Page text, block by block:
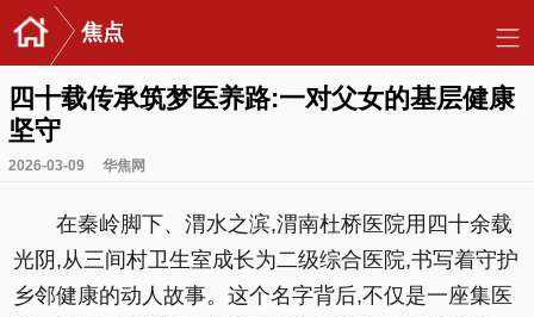
焦点
四十载传承筑梦医养路:一对父女的基层健康
坚守
2026-03-09 华焦网
在秦岭脚下、渭水之滨,渭南杜桥医院用四十余载
光阴,从三间村卫生室成长为二级综合医院,书写着守护
乡邻健康的动人故事。这个名字背后,不仅是一座集医